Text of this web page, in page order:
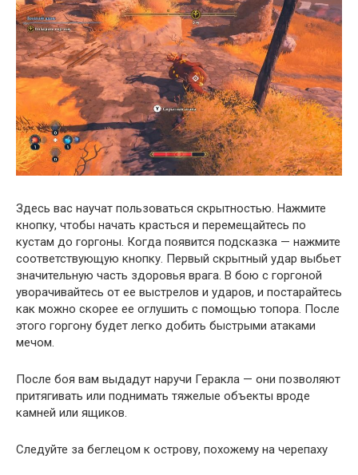
Здесь вас научат пользоваться скрытностью. Нажмите
кнопку, чтобы начать красться и перемещайтесь по
кустам до горгоны. Когда появится подсказка — нажмите
соответствующую кнопку. Первый скрытный удар выбьет
значительную часть здоровья врага. В бою с горгоной
уворачивайтесь от ее выстрелов и ударов, и постарайтесь
как можно скорее ее оглушить с помощью топора. После
этого горгону будет легко добить быстрыми атаками
мечом.
После боя вам выдадут наручи Геракла — они позволяют
притягивать или поднимать тяжелые объекты вроде
камней или ящиков.
Следуйте за беглецом к острову, похожему на черепаху